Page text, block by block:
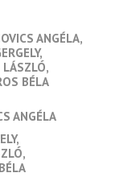
ANGÉLA
LÁSZLÓ
BÉLA
ANGÉLA